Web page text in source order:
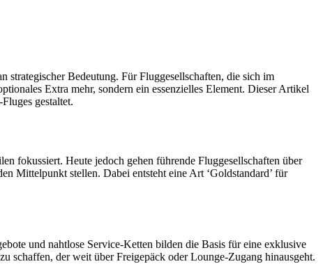
Bedeutung. Für Fluggesellschaften, die sich im
Extra mehr, sondern ein essenzielles Element. Dieser Artikel
gestaltet.
fokussiert. Heute jedoch gehen führende Fluggesellschaften über
Mittelpunkt stellen. Dabei entsteht eine Art ‘Goldstandard’ für
und nahtlose Service-Ketten bilden die Basis für eine exklusive
schaffen, der weit über Freigepäck oder Lounge-Zugang hinausgeht.